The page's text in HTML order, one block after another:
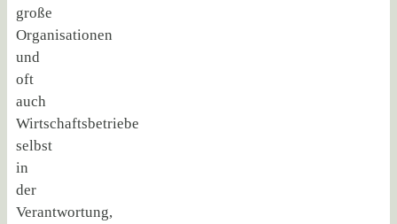
große
Organisationen
und
oft
auch
Wirtschaftsbetriebe
selbst
in
der
Verantwortung,